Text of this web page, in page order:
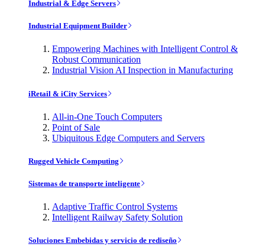
Industrial & Edge Servers
Industrial Equipment Builder
Empowering Machines with Intelligent Control &
Robust Communication
Industrial Vision AI Inspection in Manufacturing
iRetail & iCity Services
All-in-One Touch Computers
Point of Sale
Ubiquitous Edge Computers and Servers
Rugged Vehicle Computing
Sistemas de transporte inteligente
Adaptive Traffic Control Systems
Intelligent Railway Safety Solution
Soluciones Embebidas y servicio de rediseño